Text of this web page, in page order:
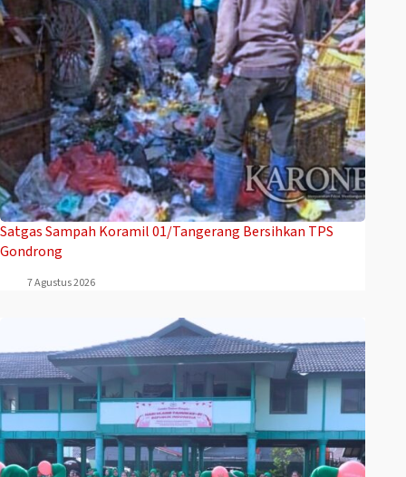
Satgas Sampah Koramil 01/Tangerang Bersihkan TPS
Gondrong
7 Agustus 2026